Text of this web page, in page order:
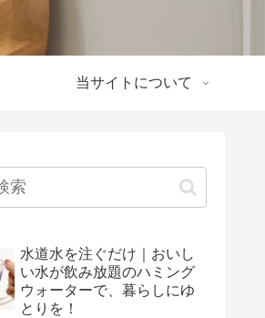
当サイトについて
水道水を注ぐだけ｜おいし
い水が飲み放題のハミング
ウォーターで、暮らしにゆ
とりを！